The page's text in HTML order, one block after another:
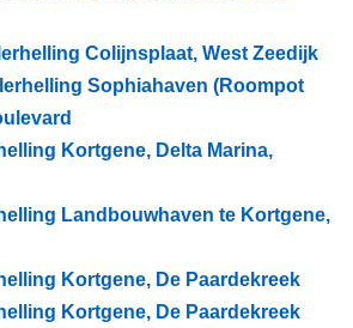
Colijnsplaat, West Zeedijk
Sophiahaven (Roompot
Kortgene, Delta Marina,
Landbouwhaven te Kortgene,
Kortgene, De Paardekreek
Kortgene, De Paardekreek